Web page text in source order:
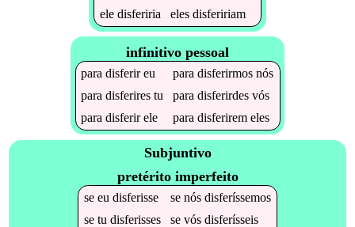
ele disferiria eles disfeririam
infinitivo pessoal
paradisferireu paradisferirmos nós
paradisferires tu paradisferirdes vós
paradisferirele paradisferirem eles
Subjuntivo
pretérito imperfeito
se eu disferisse se nós disferíssemos
se tu disferisses se vós disferísseis